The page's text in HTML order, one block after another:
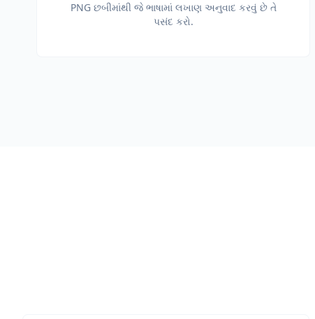
PNG છબીમાંથી જે ભાષામાં લખાણ અનુવાદ કરવું છે તે
પસંદ કરો.